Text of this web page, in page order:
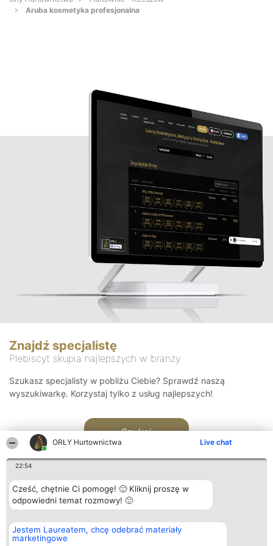
ORŁY Hurtownictwa Live chat
22:54
Cześć, chętnie Ci pomogę! 🙂 Kliknij proszę w
odpowiedni temat rozmowy! 🙂
Jestem Laureatem, chcę odebrać materiały
marketingowe
Aruba kosmetyka profesjonalna
Znajdź specjalistę
Plebiscyt skupia najlepszych w branży
Szukasz specjalisty w pobliżu Ciebie? Sprawdź naszą
wyszukiwarkę. Korzystaj tylko z usług najlepszych!
Szukaj
Organizator plebiscytu
Bright Side Solutions sp. z o.
o. sp. k.
Plebiscyt
Laureaci
Kontakt
Kontakt